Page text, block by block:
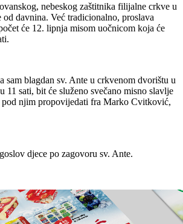
nebeskog zaštitnika filijalne crkve u
davnina. Već tradicionalno, proslava
će 12. lipnja misom uočnicom koja će
sam blagdan sv. Ante u crkvenom dvorištu u
11 sati, bit će služeno svečano misno slavlje
njim propovijedati fra Marko Cvitković,
djece po zagovoru sv. Ante.